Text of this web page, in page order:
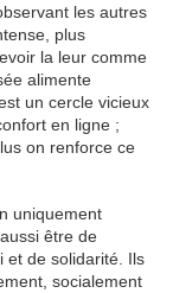
les autres
plus
la leur comme
alimente
un cercle vicieux
en ligne ;
on renforce ce
uniquement
être de
et de solidarité. Ils
socialement